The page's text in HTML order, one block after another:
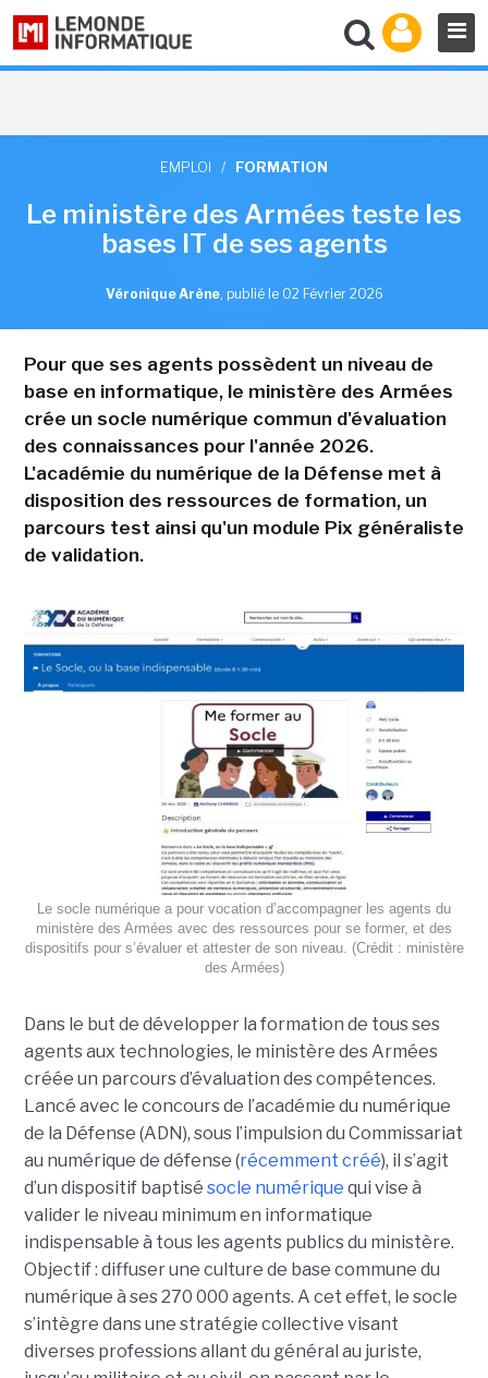
EMPLOI / FORMATION
Le ministère des Armées teste les
bases IT de ses agents
Véronique Arène, publié le 02 Février 2026
Pour que ses agents possèdent un niveau de
base en informatique, le ministère des Armées
crée un socle numérique commun d'évaluation
des connaissances pour l'année 2026.
L'académie du numérique de la Défense met à
disposition des ressources de formation, un
parcours test ainsi qu'un module Pix généraliste
de validation.
Le socle numérique a pour vocation d’accompagner les agents du
ministère des Armées avec des ressources pour se former, et des
dispositifs pour s’évaluer et attester de son niveau. (Crédit : ministère
des Armées)
Dans le but de développer la formation de tous ses
agents aux technologies, le ministère des Armées
créée un parcours d’évaluation des compétences.
Lancé avec le concours de l’académie du numérique
de la Défense (ADN), sous l’impulsion du Commissariat
au numérique de défense (récemment créé), il s’agit
d’un dispositif baptisé socle numérique qui vise à
valider le niveau minimum en informatique
indispensable à tous les agents publics du ministère.
Objectif : diffuser une culture de base commune du
numérique à ses 270 000 agents. A cet effet, le socle
s’intègre dans une stratégie collective visant
diverses professions allant du général au juriste,